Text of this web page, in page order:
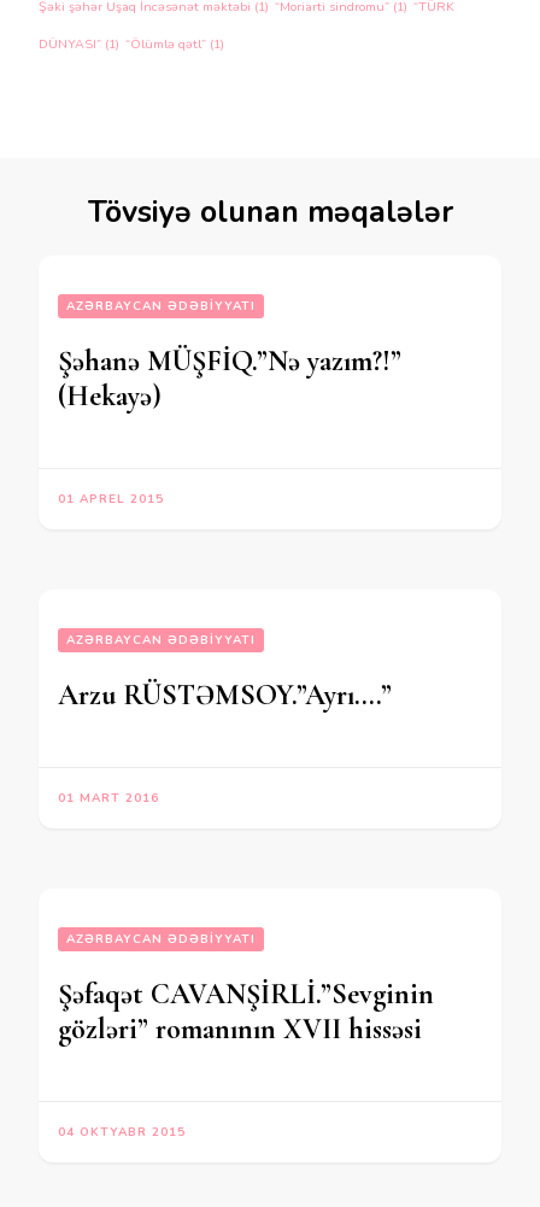
Şəki şəhər Uşaq İncəsənət məktəbi (1) “Moriarti sindromu” (1) “TÜRK
DÜNYASI” (1) “Ölümlə qətl” (1)
Tövsiyə olunan məqalələr
AZƏRBAYCAN ƏDƏBIYYATI
Şəhanə MÜŞFİQ.”Nə yazım?!”
(Hekayə)
01 APREL 2015
AZƏRBAYCAN ƏDƏBIYYATI
Arzu RÜSTƏMSOY.”Ayrı….”
01 MART 2016
AZƏRBAYCAN ƏDƏBIYYATI
Şəfaqət CAVANŞİRLİ.”Sevginin
gözləri” romanının XVII hissəsi
04 OKTYABR 2015